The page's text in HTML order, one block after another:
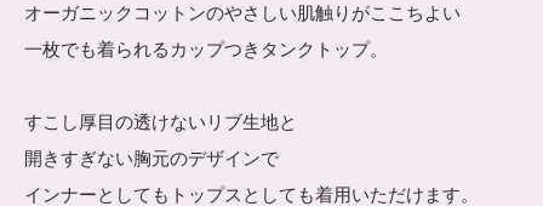
オーガニックコットンのやさしい肌触りがここちよい
一枚でも着られるカップつきタンクトップ。
すこし厚目の透けないリブ生地と
開きすぎない胸元のデザインで
インナーとしてもトップスとしても着用いただけます。